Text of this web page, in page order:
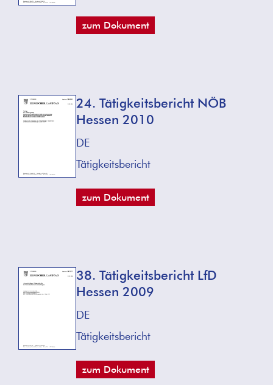
zum Dokument
24. Tätigkeitsbericht NÖB
Hessen 2010
DE
Tätigkeitsbericht
zum Dokument
38. Tätigkeitsbericht LfD
Hessen 2009
DE
Tätigkeitsbericht
zum Dokument